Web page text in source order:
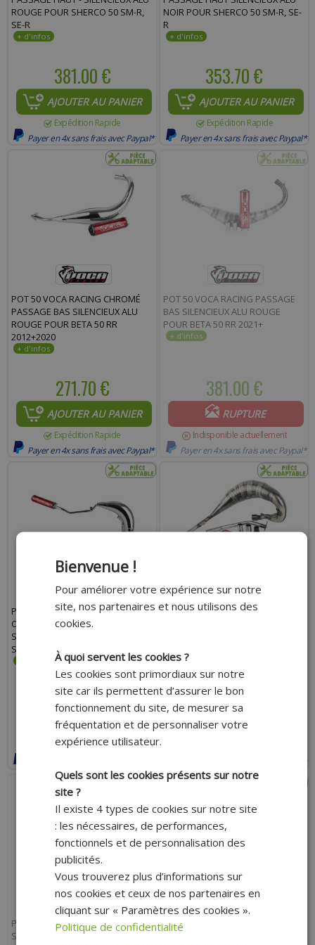
ROUGE POUR SHERCO 50 SM-R,
SE-R
381.00 €
AJOUTER AU PANIER
Expédition Rapide
Payer en 4x sans frais avec Paypal*
NOIR POUR SHERCO 50 SM-R, SE-
R
353.70 €
AJOUTER AU PANIER
Expédition Rapide
Payer en 4x sans frais avec Paypal*
POT 50 VOCA RACING CHROMÉ
PASSAGE BAS SILENCIEUX ALU
ROUGE POUR BETA 50 RR
2012+2020
271.70 €
AJOUTER AU PANIER
Expédition Rapide
Payer en 4x sans frais avec Paypal*
POT 50 VOCA RACING PASSAGE
BAS SILENCIEUX ALU ROUGE
POUR BETA 50 RR 2021+
381.00 €
RUPTURE
Indisponible actuellement
Payer en 4x sans frais avec Paypal*
POT 50 A BOITE VOCA RACING
CHROMÉ PASSAGE HAUT -
SILENCIEUX ALU ROUGE POUR
SHERCO 50 SM-R, SE-R
353.70 €
AJOUTER AU PANIER
Expédition Rapide
POT 50 A BOITE VOCA RACING
381.00 €
AJOUTER AU PANIER
POT 50 À BOÎTE VOCA RACING
SILENCIEUX ALU NOIR POUR BETA
POT VOCA RACING 50 À BOÎTE
Bienvenue !
Pour améliorer votre expérience sur notre
site, nos partenaires et nous utilisons des
cookies.
À quoi servent les cookies ?
Les cookies sont primordiaux sur notre
site car ils permettent d’assurer le bon
fonctionnement du site, de mesurer sa
fréquentation et de personnaliser votre
expérience utilisateur.
Quels sont les cookies présents sur notre
site ?
Il existe 4 types de cookies sur notre site
: les nécessaires, de performances,
fonctionnels et de personnalisation des
publicités.
Vous trouverez plus d’informations sur
nos cookies et ceux de nos partenaires en
cliquant sur « Paramètres des cookies ».
Politique de confidentialité